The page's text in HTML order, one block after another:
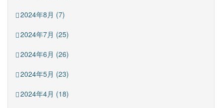
2024年8月 (7)
2024年7月 (25)
2024年6月 (26)
2024年5月 (23)
2024年4月 (18)